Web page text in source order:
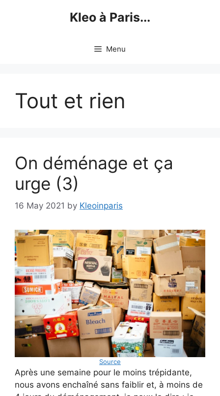
Kleo à Paris...
Menu
Tout et rien
On déménage et ça
urge (3)
16 May 2021 by Kleoinparis
Source
Après une semaine pour le moins trépidante,
nous avons enchaîné sans faiblir et, à moins de